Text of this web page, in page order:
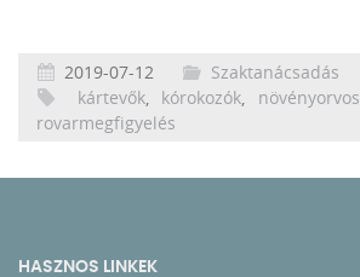
2019-07-12
Szaktanácsadás
kártevők, kórokozók, növényorvos
rovarmegfigyelés
HASZNOS LINKEK